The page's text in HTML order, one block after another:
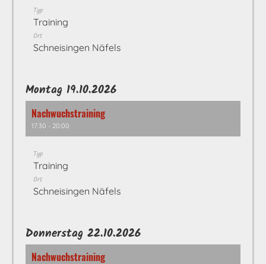
Typ
Training
Ort
Schneisingen Näfels
Montag 19.10.2026
Nachwuchstraining
17:30 - 20:00
Typ
Training
Ort
Schneisingen Näfels
Donnerstag 22.10.2026
Nachwuchstraining